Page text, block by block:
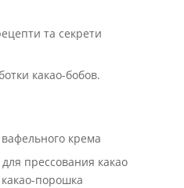
та секрети
какао-бобов.
крема
прессования какао
порошка